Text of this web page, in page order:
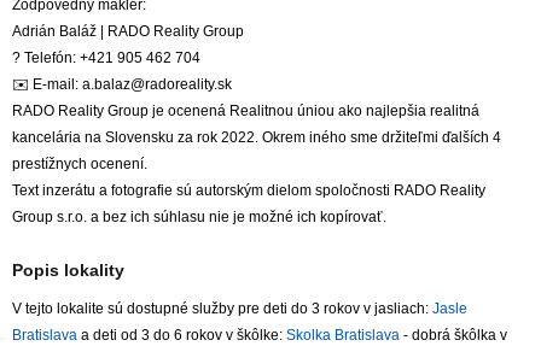
Zodpovedný maklér:
Adrián Baláž | RADO Reality Group
? Telefón: +421 905 462 704
✉️ E-mail: a.balaz@radoreality.sk
RADO Reality Group je ocenená Realitnou úniou ako najlepšia realitná
kancelária na Slovensku za rok 2022. Okrem iného sme držiteľmi ďalších 4
prestížnych ocenení.
Text inzerátu a fotografie sú autorským dielom spoločnosti RADO Reality
Group s.r.o. a bez ich súhlasu nie je možné ich kopírovať.
Popis lokality
V tejto lokalite sú dostupné služby pre deti do 3 rokov v jasliach: Jasle
Bratislava a deti od 3 do 6 rokov v škôlke: Skolka Bratislava - dobrá škôlka v